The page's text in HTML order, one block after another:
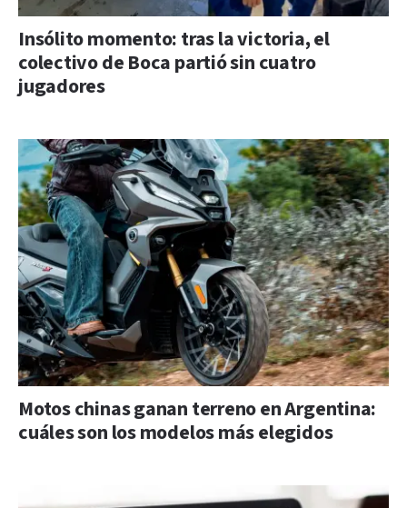
Insólito momento: tras la victoria, el
colectivo de Boca partió sin cuatro
jugadores
Motos chinas ganan terreno en Argentina:
cuáles son los modelos más elegidos